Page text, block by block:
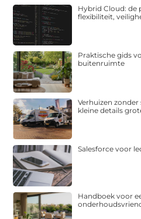
Hybrid Cloud: de
flexibiliteit,
Praktische gids
buitenruimte
Verhuizen
kleine details
Salesforce voor
Handboek voor